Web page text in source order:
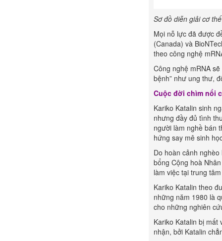
Sơ đồ diễn giải cơ
Mọi nỗ lực đã được
(Canada) và
theo công nghệ
Công nghệ mRNA
bệnh” như ung thư,
Cuộc đời chìm nổi
Kariko Katalin sinh
nhưng đầy đủ tình
người làm nghề bán
hứng say mê sinh
Do hoàn cảnh
bổng Cộng hoà
làm việc tại trung
Kariko Katalin theo
những năm 1980 là
cho những nghiên
Kariko Katalin bị
nhận, bởi Katalin